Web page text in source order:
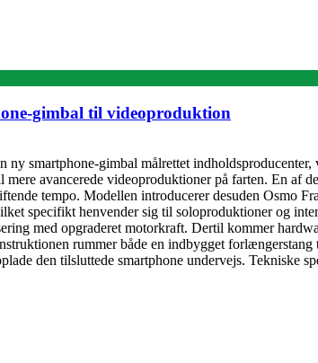
gimbal til videoproduktion
smartphone-gimbal målrettet
avancerede videoproduktioner på farten. En af
tempo. Modellen introducerer desuden Osmo
specifikt henvender sig til soloproduktioner og
med opgraderet motorkraft. Dertil kommer
rummer både en indbygget
den tilsluttede smartphone undervejs.